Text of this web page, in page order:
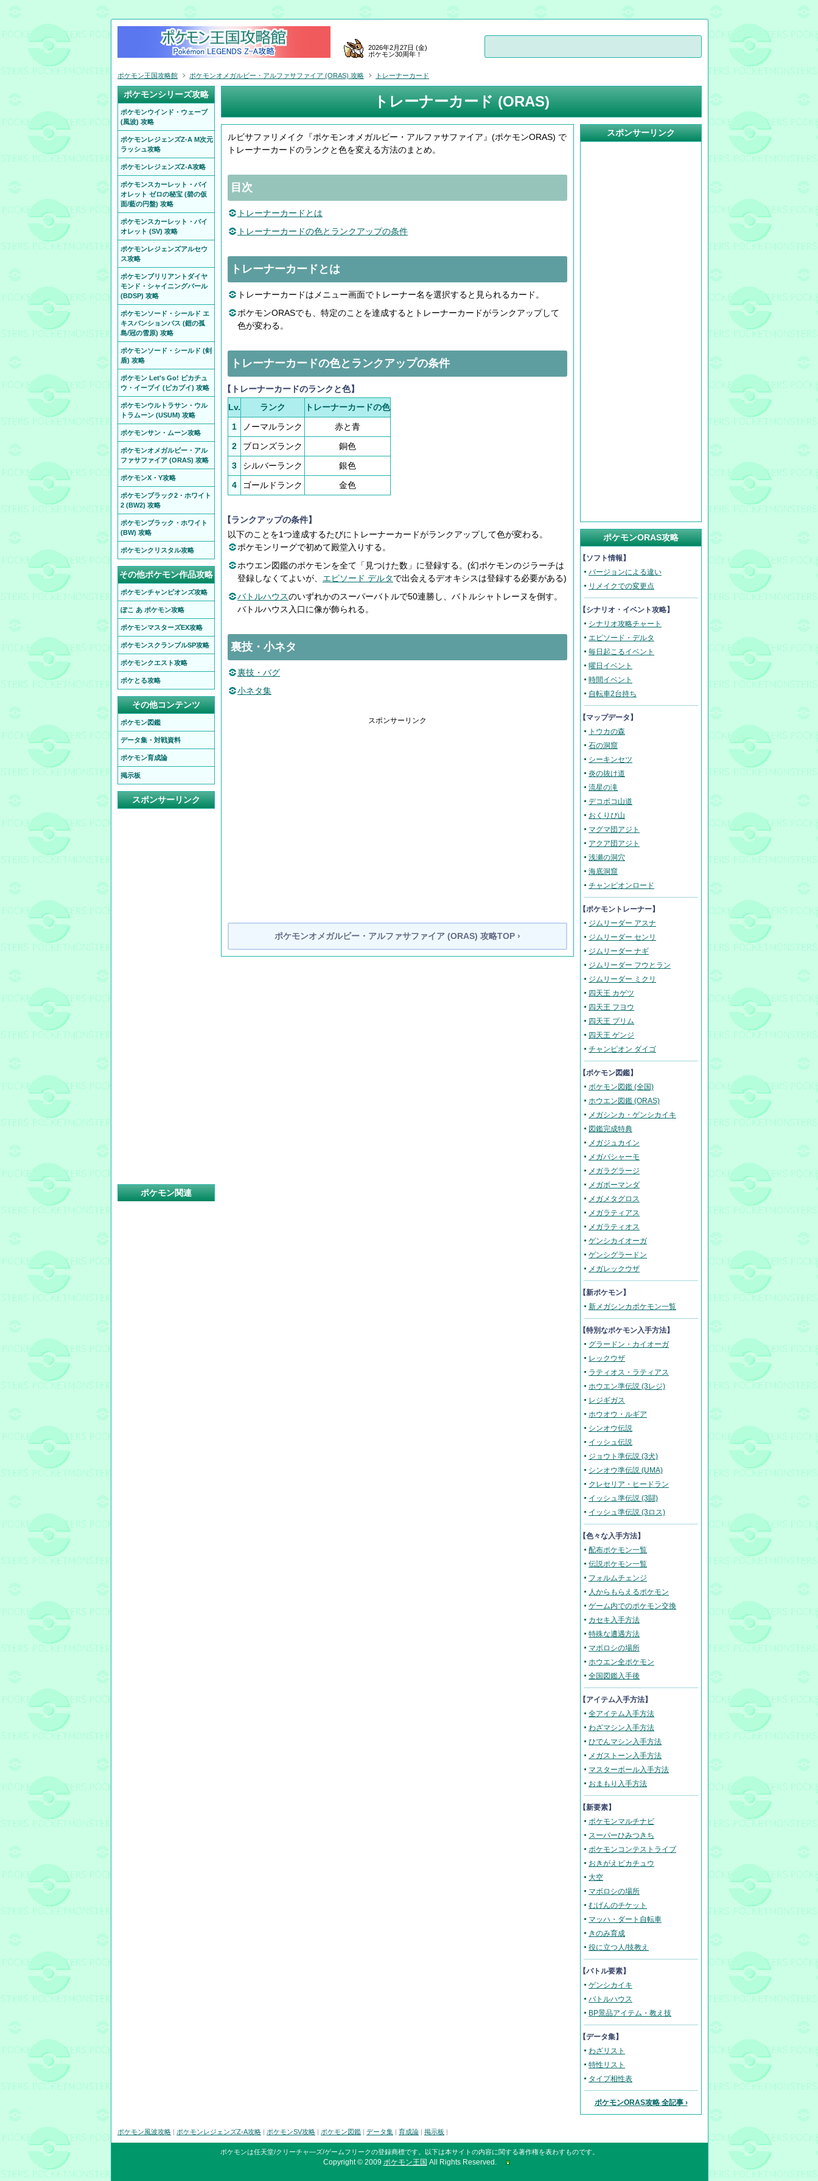
トレーナーカード (ORAS)
ルビサファリメイク『ポケモンオメガルビー・アルファサファイア』(ポケモンORAS) で
トレーナーカードのランクと色を変える方法のまとめ。
目次
トレーナーカードとは
トレーナーカードの色とランクアップの条件
トレーナーカードとは
トレーナーカードはメニュー画面でトレーナー名を選択すると見られるカード。
ポケモンORASでも、特定のことを達成するとトレーナーカードがランクアップして
色が変わる。
トレーナーカードの色とランクアップの条件
【トレーナーカードのランクと色】
Lv.
ランク
トレーナーカードの色
1
ノーマルランク
赤と青
2
ブロンズランク
銅色
3
シルバーランク
銀色
4
ゴールドランク 金色
【ランクアップの条件】
以下のことを1つ達成するたびにトレーナーカードがランクアップして色が変わる。
ポケモンリーグで初めて殿堂入りする。
ホウエン図鑑のポケモンを全て「見つけた数」に登録する。(幻ポケモンのジラーチは
登録しなくてよいが、 エピソード デルタで出会えるデオキシスは登録する必要がある)
バトルハウスのいずれかのスーパーバトルで50連勝し、バトルシャトレーヌを倒す。
バトルハウス入口に像が飾られる。
裏技・小ネタ
裏技・バグ
小ネタ集
スポンサーリンク
ポケモンオメガルビー・アルファサファイア (ORAS) 攻略TOP ›
スポンサーリンク
ポケモンORAS攻略
【ソフト情報】
バージョンによる違い
リメイクでの変更点
【シナリオ・イベント攻略】
シナリオ攻略チャート
エピソード・デルタ
毎日起こるイベント
曜日イベント
時間イベント
自転車2台持ち
【マップデータ】
トウカの森
石の洞窟
シーキンセツ
炎の抜け道
流星の滝
デコボコ山道
おくりび山
マグマ団アジト
アクア団アジト
浅瀬の洞穴
海底洞窟
チャンピオンロード
【ポケモントレーナー】
ジムリーダー アスナ
ジムリーダー センリ
ジムリーダー ナギ
ジムリーダー フウとラン
ジムリーダー ミクリ
四天王 カゲツ
四天王 フヨウ
四天王 プリム
四天王 ゲンジ
チャンピオン ダイゴ
【ポケモン図鑑】
ポケモン図鑑 (全国)
ホウエン図鑑 (ORAS)
メガシンカ・ゲンシカイキ
図鑑完成特典
メガジュカイン
メガバシャーモ
メガラグラージ
メガボーマンダ
メガメタグロス
メガラティアス
メガラティオス
ゲンシカイオーガ
ゲンシグラードン
メガレックウザ
【新ポケモン】
新メガシンカポケモン一覧
【特別なポケモン入手方法】
グラードン・カイオーガ
レックウザ
ラティオス・ラティアス
ホウエン準伝説 (3レジ)
レジギガス
ホウオウ・ルギア
シンオウ伝説
イッシュ伝説
ジョウト準伝説 (3犬)
シンオウ準伝説 (UMA)
クレセリア・ヒードラン
イッシュ準伝説 (3闘)
イッシュ準伝説 (3ロス)
【色々な入手方法】
配布ポケモン一覧
伝説ポケモン一覧
フォルムチェンジ
人からもらえるポケモン
ゲーム内でのポケモン交換
カセキ入手方法
特殊な遭遇方法
マボロシの場所
ホウエン全ポケモン
全国図鑑入手後
【アイテム入手方法】
全アイテム入手方法
わざマシン入手方法
ひでんマシン入手方法
メガストーン入手方法
マスターボール入手方法
おまもり入手方法
【新要素】
ポケモンマルチナビ
スーパーひみつきち
ポケモンコンテストライブ
おきがえピカチュウ
大空
マボロシの場所
むげんのチケット
マッハ・ダート自転車
きのみ育成
役に立つ人/技教え
【バトル要素】
ゲンシカイキ
バトルハウス
BP景品アイテム・教え技
【データ集】
わざリスト
特性リスト
タイプ相性表
ポケモンORAS攻略 全記事 ›
2026年2月27日 (金)
ポケモン30周年！
ポケモン王国攻略館 ポケモンオメガルビー・アルファサファイア (ORAS) 攻略 トレーナーカード
ポケモンシリーズ攻略
ポケモンウインド・ウェーブ
(風波) 攻略
ポケモンレジェンズZ-A M次元
ラッシュ攻略
ポケモンレジェンズZ-A攻略
ポケモンスカーレット・バイ
オレット ゼロの秘宝 (碧の仮
面/藍の円盤) 攻略
ポケモンスカーレット・バイ
オレット (SV) 攻略
ポケモンレジェンズアルセウ
ス攻略
ポケモンブリリアントダイヤ
モンド・シャイニングパール
(BDSP) 攻略
ポケモンソード・シールド エ
キスパンションパス (鎧の孤
島/冠の雪原) 攻略
ポケモンソード・シールド (剣
盾) 攻略
ポケモン Let's Go! ピカチュ
ウ・イーブイ (ピカブイ) 攻略
ポケモンウルトラサン・ウル
トラムーン (USUM) 攻略
ポケモンサン・ムーン攻略
ポケモンオメガルビー・アル
ファサファイア (ORAS) 攻略
ポケモンX・Y攻略
ポケモンブラック2・ホワイト
2 (BW2) 攻略
ポケモンブラック・ホワイト
(BW) 攻略
ポケモンクリスタル攻略
その他ポケモン作品攻略
ポケモンチャンピオンズ攻略
ぽこ あ ポケモン攻略
ポケモンマスターズEX攻略
ポケモンスクランブルSP攻略
ポケモンクエスト攻略
ポケとる攻略
その他コンテンツ
ポケモン図鑑
データ集・対戦資料
ポケモン育成論
掲示板
スポンサーリンク
ポケモン関連
ポケモン風波攻略 | ポケモンレジェンズZ-A攻略 | ポケモンSV攻略 | ポケモン図鑑 | データ集 | 育成論 | 掲示板 |
ポケモンは任天堂/クリーチャ―ズ/ゲームフリークの登録商標です。 以下は本サイトの内容に関する著作権を表わすものです。
Copyright © 2009 ポケモン王国 All Rights Reserved.